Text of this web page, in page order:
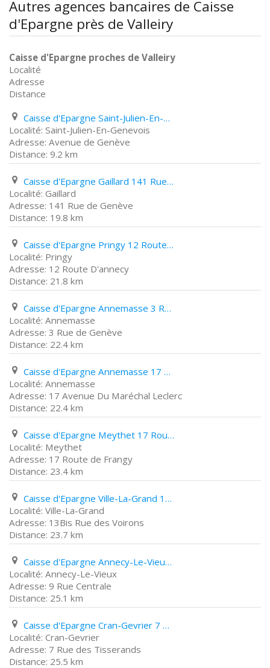
Autres agences bancaires de Caisse
d'Epargne près de Valleiry
Caisse d'Epargne proches de Valleiry
Localité
Adresse
Distance
Caisse d'Epargne Saint-Julien-En-Genevois Avenue de Genève
Saint-Julien-En-Genevois
Avenue de Genève
9.2 km
Caisse d'Epargne Gaillard 141 Rue de Genève
Gaillard
141 Rue de Genève
19.8 km
Caisse d'Epargne Pringy 12 Route D'annecy
Pringy
12 Route D'annecy
21.8 km
Caisse d'Epargne Annemasse 3 Rue de Genève
Annemasse
3 Rue de Genève
22.4 km
Caisse d'Epargne Annemasse 17 Avenue Du Maréchal Leclerc
Annemasse
17 Avenue Du Maréchal Leclerc
22.4 km
Caisse d'Epargne Meythet 17 Route de Frangy
Meythet
17 Route de Frangy
23.4 km
Caisse d'Epargne Ville-La-Grand 13Bis Rue des Voirons
Ville-La-Grand
13Bis Rue des Voirons
23.7 km
Caisse d'Epargne Annecy-Le-Vieux 9 Rue Centrale
Annecy-Le-Vieux
9 Rue Centrale
25.1 km
Caisse d'Epargne Cran-Gevrier 7 Rue des Tisserands
Cran-Gevrier
7 Rue des Tisserands
25.5 km